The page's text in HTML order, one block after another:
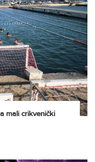
mali crikvenički